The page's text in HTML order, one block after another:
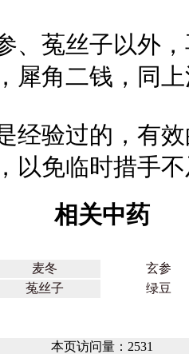
、菟丝子以外
犀角二钱，同
经验过的，有
以免临时措手
相关中药
麦冬
玄参
菟丝子
绿豆
本页访问量：2531